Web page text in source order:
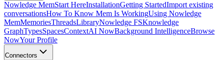
Nowledge MemStart HereInstallationGetting StartedImport existing
conversationsHow To Know Mem Is WorkingUsing Nowledge
MemMemoriesThreadsLibraryNowledge FSKnowledge
GraphTypesSpacesContextAI NowBackground IntelligenceBrowse
NowYour Profile
Connectors